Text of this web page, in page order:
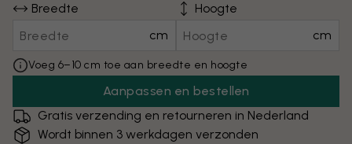
Breedte
cm
Hoogte
cm
Voeg 6–10 cm toe aan breedte en hoogte
Aanpassen en bestellen
Gratis verzending en retourneren in Nederland
Wordt binnen 3 werkdagen verzonden